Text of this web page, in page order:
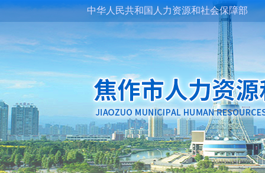
中华人民共和国人力资源和社会保障部